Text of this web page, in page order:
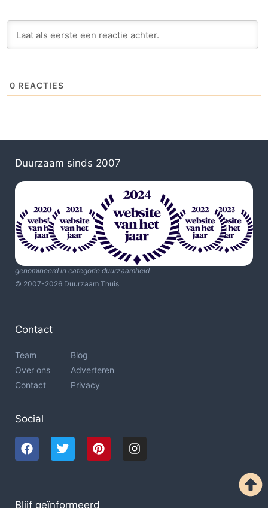
0 REACTIES
Duurzaam sinds 2007
genomineerd in categorie duurzaamheid
© 2007-2026 Duurzaam Thuis
Contact
Team
Over ons
Contact
Blog
Adverteren
Privacy
Social
Blijf geïnformeerd